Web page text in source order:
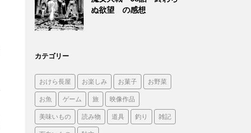
ぬ欲望 の感想
カテゴリー
おけら長屋 お楽しみ お菓子 お野菜
お魚 ゲーム 旅 映像作品
美味いもの 読み物 道具 釣り 雑記